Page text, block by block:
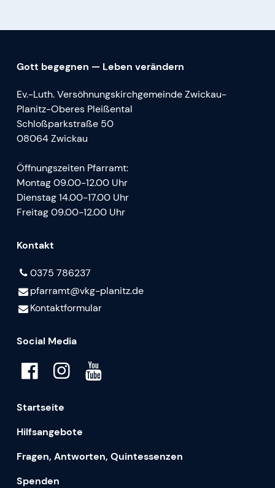
Gott begegnen — Leben verändern
Ev.-Luth. Versöhnungskirchgemeinde Zwickau-
Planitz-Oberes Pleißental
Schloßparkstraße 50
08064 Zwickau
Öffnungszeiten Pfarramt:
Montag 09.00-12.00 Uhr
Dienstag 14.00-17.00 Uhr
Freitag 09.00-12.00 Uhr
Kontakt
0375 786237
pfarramt@​vkg-planitz.​de
Kontaktformular
Social Media
Startseite
Hilfsangebote
Fragen, Antworten, Quintessenzen
Spenden